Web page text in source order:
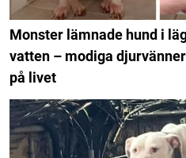
Monster lämnade hund i
vatten – modiga
på livet